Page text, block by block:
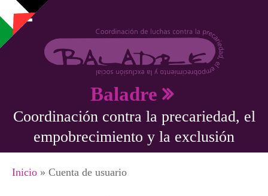
Pasar al contenido principal
Baladre
Coordinación contra la precariedad, el
empobrecimiento y la exclusión
Se encuentra usted aquí
Inicio » Cuenta de usuario